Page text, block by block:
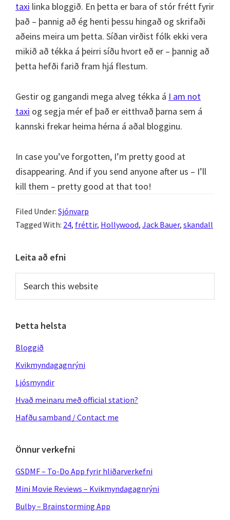
taxi linka bloggið. En þetta er bara of stór frétt fyrir
það – þannig að ég henti þessu hingað og skrifaði
aðeins meira um þetta. Síðan virðist fólk ekki vera
mikið að tékka á þeirri síðu hvort eð er – þannig að
þetta hefði farið fram hjá flestum.
Gestir og gangandi mega alveg tékka á I am not
taxi og segja mér ef það er eitthvað þarna sem á
kannski frekar heima hérna á aðal blogginu.
In case you’ve forgotten, I’m pretty good at
disappearing. And if you send anyone after us – I’ll
kill them – pretty good at that too!
Filed Under: Sjónvarp
Tagged With: 24, fréttir, Hollywood, Jack Bauer, skandall
Primary
Sidebar
Leita að efni
this
Þetta helsta
Bloggið
Kvikmyndagagnrýni
Ljósmyndir
Hvað meinaru með official station?
Hafðu samband / Contact me
Önnur verkefni
GSDMF – To-Do App fyrir hliðarverkefni
Mini Movie Reviews – Kvikmyndagagnrýni
Bulby – Brainstorming App